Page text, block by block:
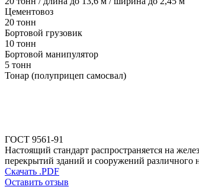
Цементовоз
20 тонн
Бортовой грузовик
10 тонн
Бортовой манипулятор
5 тонн
Тонар (полуприцеп самосвал)
ГОСТ 9561-91
Настоящий стандарт распространяется на
перекрытий зданий и сооружений различного
Скачать .PDF
Оставить отзыв